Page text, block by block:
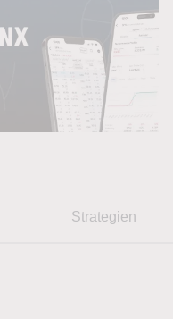
Strategien